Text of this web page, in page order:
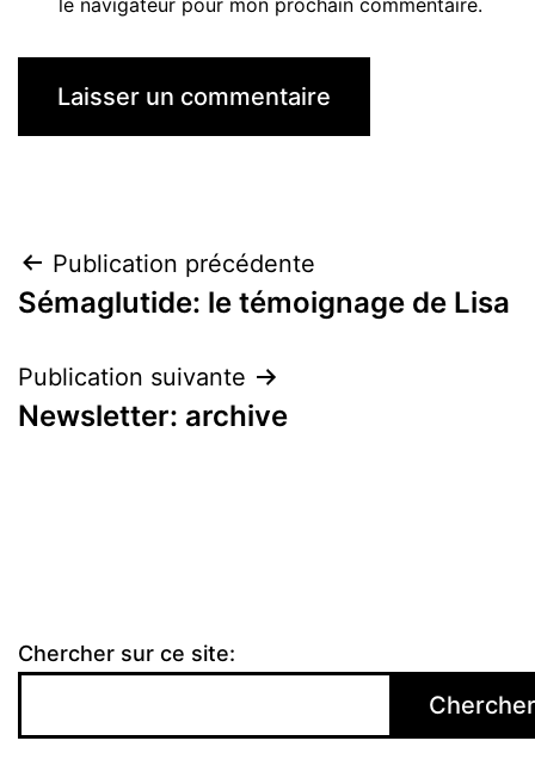
Navigation
de
l’article
Publication précédente
Sémaglutide: le témoignage de Lisa
Publication suivante
Newsletter: archive
Chercher sur ce site:
Chercher